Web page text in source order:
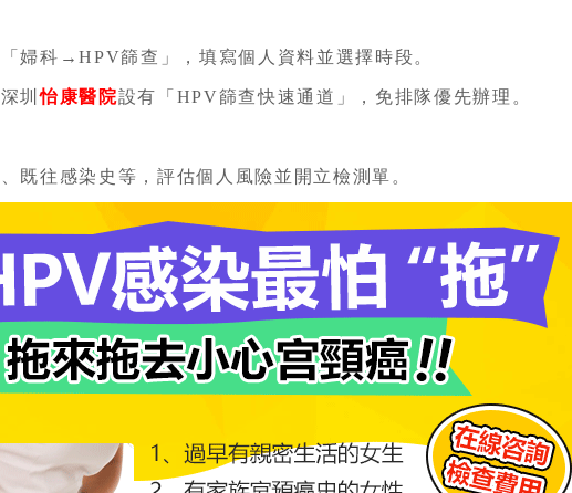
婦科→HPV篩查」，填寫個人資料並選擇時段。
圳怡康醫院設有「HPV篩查快速通道」，免排隊優先辦理。
既往感染史等，評估個人風險並開立檢測單。